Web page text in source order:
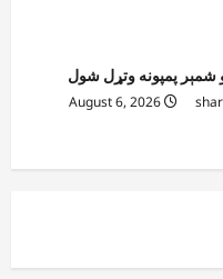
ـ لامان سړک رغنیزې
کې روانې دي